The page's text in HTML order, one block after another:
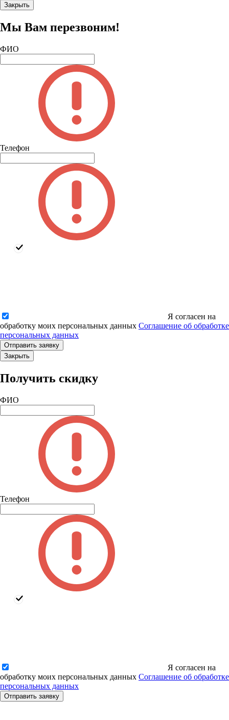
Закрыть
Мы Вам перезвоним!
ФИО
Телефон
Я согласен на
обработку моих персональных данных Соглашение об обработке
персональных данных
Закрыть
Получить скидку
ФИО
Телефон
Я согласен на
обработку моих персональных данных Соглашение об обработке
персональных данных